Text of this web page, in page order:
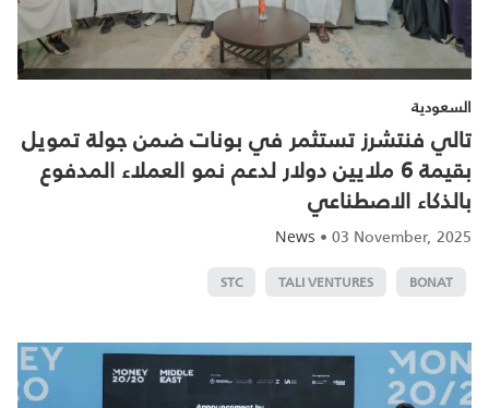
السعودية
تالي فنتشرز تستثمر في بونات ضمن جولة تمويل
بقيمة 6 ملايين دولار لدعم نمو العملاء المدفوع
بالذكاء الاصطناعي
News •03 November, 2025
BONAT
TALI VENTURES
STC